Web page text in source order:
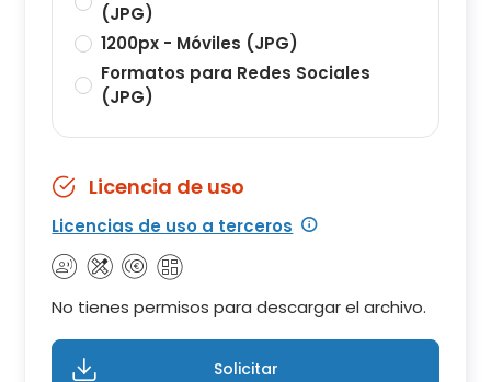
(JPG)
1200px - Móviles (JPG)
Formatos para Redes Sociales
(JPG)
Licencia de uso
Licencias de uso a terceros
No tienes permisos para descargar el archivo.
Solicitar